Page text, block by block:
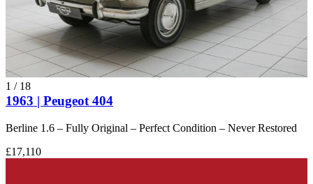
1 / 18
1963 | Peugeot 404
Berline 1.6 – Fully Original – Perfect Condition – Never Restored
£17,110